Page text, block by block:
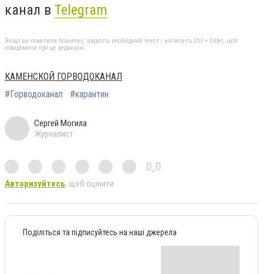
канал в Telegram
Якщо ви помітили помилку, виділіть необхідний текст і натисніть Ctrl + Enter, щоб
повідомити про це редакцію
КАМЕНСКОЙ ГОРВОДОКАНАЛ
#Горводоканал
#карантин
Сергей Могила
Журналист
0,0
Авторизуйтесь, щоб оцінити
Поділіться та підписуйтесь на наші джерела